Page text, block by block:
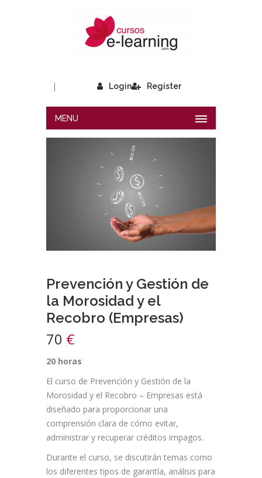
Login
| Register
MENU
Prevención y Gestión de
la Morosidad y el
Recobro (Empresas)
70 €
20 horas
El curso de Prevención y Gestión de la
Morosidad y el Recobro – Empresas está
diseñado para proporcionar una
comprensión clara de cómo evitar,
administrar y recuperar créditos impagos.
Durante el curso, se discutirán temas como
los diferentes tipos de garantía, análisis para